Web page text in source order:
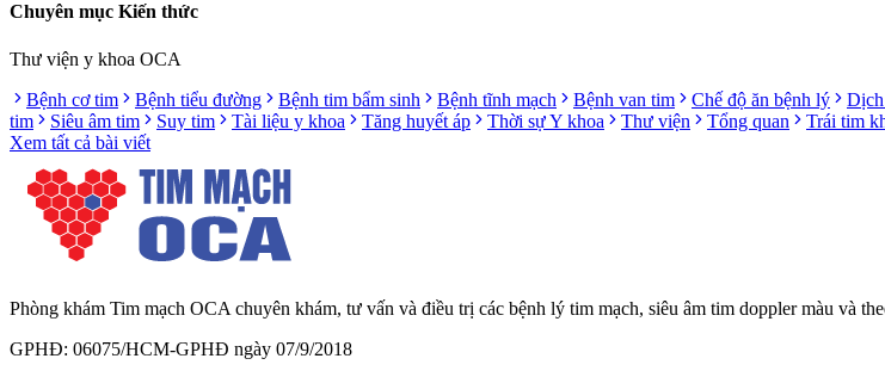
Chuyên mục Kiến thức
Thư viện y khoa OCA
Bệnh cơ tim
Bệnh tiểu đường Bệnh tim bẩm sinh Bệnh tĩnh mạch Bệnh van tim Chế độ ăn bệnh lý
tim
Siêu âm tim Suy tim Tài liệu y khoa Tăng huyết áp Thời sự Y khoa Thư viện Tổng quan Trái tim
Xem tất cả bài viết
Phòng khám Tim mạch OCA chuyên khám, tư vấn và điều trị các bệnh lý tim mạch, siêu âm tim doppler màu và
GPHĐ: 06075/HCM-GPHĐ ngày 07/9/2018